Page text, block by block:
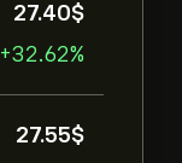
27.40‎$‎
+32.62%
27.55‎$‎